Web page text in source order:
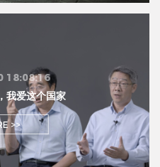
18:08:16
我爱这个国家
>>